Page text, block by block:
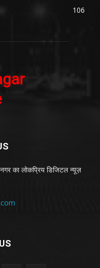
106
का लोकप्रिय डिजिटल न्यूज़